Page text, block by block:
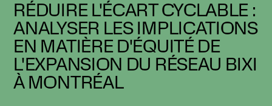
RÉDUIRE L'ÉCART CYCLABLE :
ANALYSER LES IMPLICATIONS
EN MATIÈRE D'ÉQUITÉ DE
L'EXPANSION DU RÉSEAU BIXI
À MONTRÉAL